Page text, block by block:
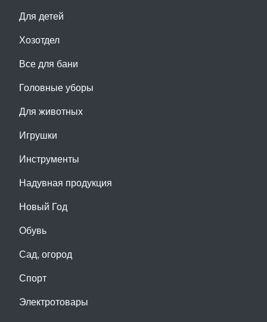
Для детей
Хозотдел
Все для бани
Головные уборы
Для животных
Игрушки
Инструменты
Надувная продукция
Новый Год
Обувь
Сад, огород
Спорт
Электротовары